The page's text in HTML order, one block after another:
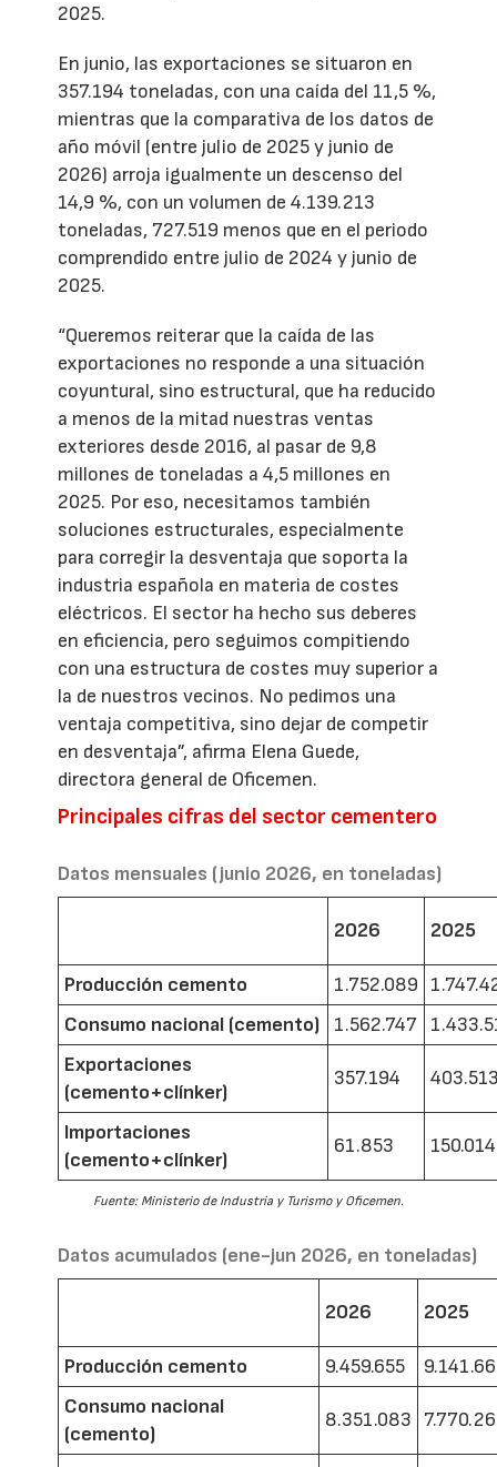
2025.
En junio, las exportaciones se situaron en
357.194 toneladas, con una caída del 11,5 %,
mientras que la comparativa de los datos de
año móvil (entre julio de 2025 y junio de
2026) arroja igualmente un descenso del
14,9 %, con un volumen de 4.139.213
toneladas, 727.519 menos que en el periodo
comprendido entre julio de 2024 y junio de
2025.
“Queremos reiterar que la caída de las
exportaciones no responde a una situación
coyuntural, sino estructural, que ha reducido
a menos de la mitad nuestras ventas
exteriores desde 2016, al pasar de 9,8
millones de toneladas a 4,5 millones en
2025. Por eso, necesitamos también
soluciones estructurales, especialmente
para corregir la desventaja que soporta la
industria española en materia de costes
eléctricos. El sector ha hecho sus deberes
en eficiencia, pero seguimos compitiendo
con una estructura de costes muy superior a
la de nuestros vecinos. No pedimos una
ventaja competitiva, sino dejar de competir
en desventaja”, afirma Elena Guede,
directora general de Oficemen.
Principales cifras del sector cementero
Datos mensuales (junio 2026, en toneladas)
2026 2025
Producción cemento 1.752.089
Consumo nacional (cemento)
1.562.747
Exportaciones
(cemento+clínker)
357.194
Importaciones
(cemento+clínker)
61.853 150.014
Fuente: Ministerio de Industria y Turismo y Oficemen.
Datos acumulados (ene-jun 2026, en toneladas)
2026 2025
Producción cemento 9.459.655
Consumo nacional
(cemento)
8.351.083